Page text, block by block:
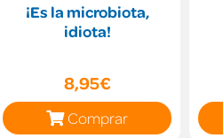
¡Es la microbiota,
idiota!
8,95€
Comprar